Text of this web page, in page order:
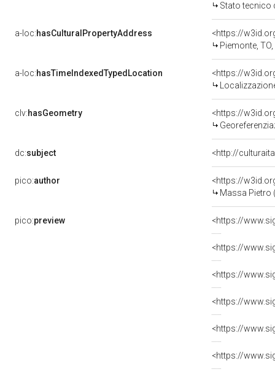
Stato tecnico
a-loc:hasCulturalPropertyAddress
<https://
Piemonte,
a-loc:hasTimeIndexedTypedLocation
<https://
clv:hasGeometry
<https://
dc:subject <http://
pico:author
<https://
Massa Pietro
pico:preview <https://
<https://
<https://
<https://
<https://
<https://